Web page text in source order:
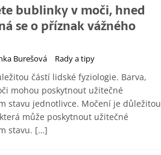
bublinky v moči, hned
se o příznak vážného
Burešová Rady a tipy
částí lidské fyziologie. Barva,
mohou poskytnout užitečné
stavu jednotlivce. Močení je důležitou
může poskytnout užitečné
stavu. […]